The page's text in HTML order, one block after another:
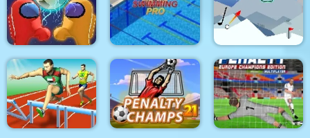
Penalty Shootout:
Euro Cup 2016
Dirt Bike Extreme
Parkour
Archer Master
2 Player Imposter
Soccer
Swimming Pro Infinity Golf